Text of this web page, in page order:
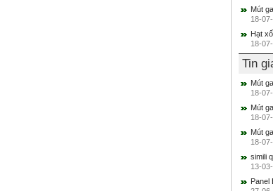
Mút
18-
Hạt
18-
Tin
Mút
18-
Mút
18-
Mút
18-
simili
13-
Panel